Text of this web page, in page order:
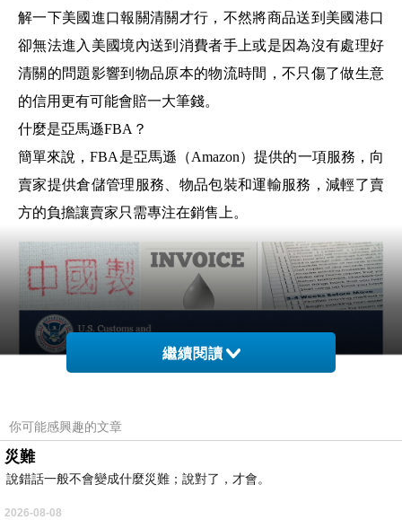
解一下美國進口報關清關才行，不然將商品送到美國港口
卻無法進入美國境內送到消費者手上或是因為沒有處理好
清關的問題影響到物品原本的物流時間，不只傷了做生意
的信用更有可能會賠一大筆錢。
什麼是亞馬遜FBA？
簡單來說，FBA是亞馬遜（Amazon）提供的一項服務， 向
賣家提供倉儲管理服務、物品包裝和運輸服務，減輕了賣
方的負擔讓賣家只需專注在銷售上。
繼續閱讀
你可能感興趣的文章
災難
說錯話一般不會變成什麼災難；說對了，才會。
2026-08-08